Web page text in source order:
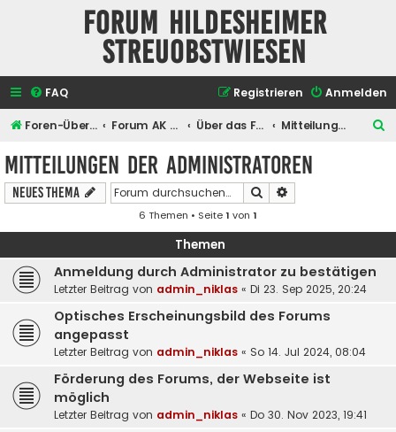
Forum Hildesheimer
Streuobstwiesen
FAQ Anmelden
Registrieren
Foren-Übersicht Forum AK Hildesheimer Streuobstwiesen Über das Forum selber Mitteilungen der Administratoren
Mitteilungen der Administratoren
Neues Thema Suche
6 Themen • Seite1 von 1
Themen
Anmeldung durch Administrator zu bestätigen
Letzter Beitrag von admin_niklas « Di 23. Sep 2025, 20:24
Optisches Erscheinungsbild des Forums
angepasst
Letzter Beitrag von admin_niklas « So 14. Jul 2024, 08:04
Förderung des Forums, der Webseite ist
möglich
Letzter Beitrag von admin_niklas « Do 30. Nov 2023, 19:41